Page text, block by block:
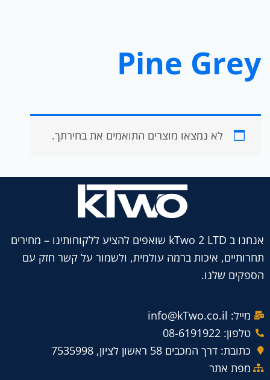
Pine Grey
לא נמצאו מוצרים התואמים את בחירתך.
אנחנו ב kTwo 2 LTD שואפים להציע ללקוחותינו – מחירים
תחרותיים, איכות ברמה עולמית, ולשמור על קשר חזק עם
הספקים שלנו.
מייל: info@kTwo.co.il
טלפון: 08-6191922
כתובת: דרך המכבים 58 ראשון לציון, 7535998
מפת אתר